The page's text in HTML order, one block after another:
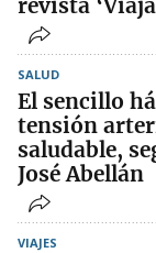
revista
SALUD
El sencillo
tensión
saludable,
José Abellán
VIAJES